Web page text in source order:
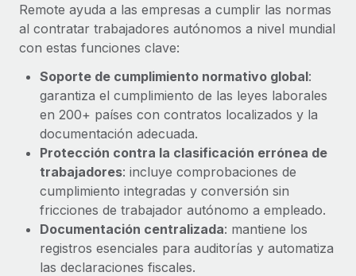
Gestión de dispositivos
Proporciona dispositivos tecnológicos y contrólalos
en todo el mundo.
Apertura de entidades
Abre entidades conforme a la legalidad enseguida.
Movilidad y reubicación
Reubica a los empleados con facilidad.
Prestaciones
Gestiona las prestaciones de los empleados sin
complicaciones.
Impuestos
Explora el blog
BLOG
Novedades de producto de Remote:
Integraciones con Gusto y Xero y Contractor
Management Plus
La misión de Remote sigue siendo ayudar a empresas de
todos los tamaños a contratar, gestionar y...
Más información
Remote ayuda a las empresas a cumplir las normas
al contratar trabajadores autónomos a nivel mundial
con estas funciones clave:
Soporte de cumplimiento normativo global:
garantiza el cumplimiento de las leyes laborales
en 200+ países con contratos localizados y la
documentación adecuada.
Protección contra la clasificación errónea de
trabajadores: incluye comprobaciones de
cumplimiento integradas y conversión sin
fricciones de trabajador autónomo a empleado.
Documentación centralizada: mantiene los
registros esenciales para auditorías y automatiza
las declaraciones fiscales.